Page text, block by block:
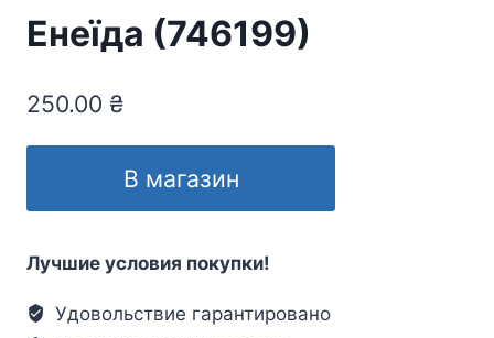
Енеїда (746199)
250.00 ₴
В магазин
Лучшие условия покупки!
Удовольствие гарантировано